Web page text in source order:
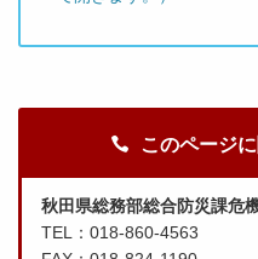
このページ
秋田県総務部総合防災課危
TEL：018-860-4563